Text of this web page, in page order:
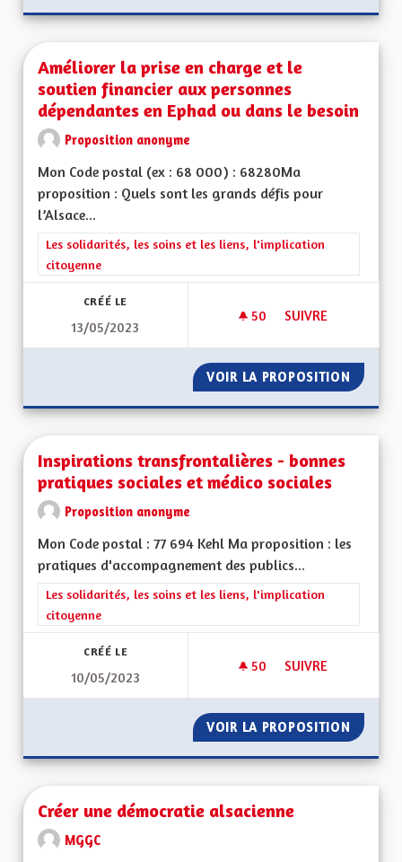
Améliorer la prise en charge et le
soutien financier aux personnes
dépendantes en Ephad ou dans le besoin
Proposition anonyme
Mon Code postal (ex : 68 000) : 68280Ma
proposition : Quels sont les grands défis pour
l’Alsace...
Filtrer les résultats de la catégorie : Les solidarités, les soins
Les solidarités, les soins et les liens, l'implication
citoyenne
CRÉÉ LE
13/05/2023
50 50 ABONNÉS
SUIVRE
VOIR LA PROPOSITION
Inspirations transfrontalières - bonnes
pratiques sociales et médico sociales
Proposition anonyme
Mon Code postal : 77 694 Kehl Ma proposition : les
pratiques d'accompagnement des publics...
Filtrer les résultats de la catégorie : Les solidarités, les soins
Les solidarités, les soins et les liens, l'implication
citoyenne
CRÉÉ LE
10/05/2023
50 50 ABONNÉS
SUIVRE
VOIR LA PROPOSITION
Créer une démocratie alsacienne
MGGC